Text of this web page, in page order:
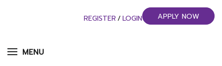
MENU
REGISTER / LOGIN APPLY NOW